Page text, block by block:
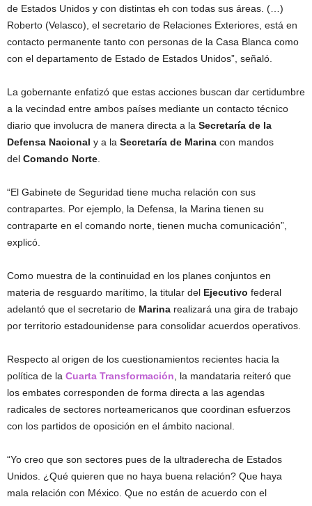
de Estados Unidos y con distintas eh con todas sus áreas. (…)
Roberto (Velasco), el secretario de Relaciones Exteriores, está en
contacto permanente tanto con personas de la Casa Blanca como
con el departamento de Estado de Estados Unidos”, señaló.
La gobernante enfatizó que estas acciones buscan dar certidumbre
a la vecindad entre ambos países mediante un contacto técnico
diario que involucra de manera directa a la Secretaría de la
Defensa Nacional y a la Secretaría de Marina con mandos
del Comando Norte.
“El Gabinete de Seguridad tiene mucha relación con sus
contrapartes. Por ejemplo, la Defensa, la Marina tienen su
contraparte en el comando norte, tienen mucha comunicación”,
explicó.
Como muestra de la continuidad en los planes conjuntos en
materia de resguardo marítimo, la titular del Ejecutivo federal
adelantó que el secretario de Marina realizará una gira de trabajo
por territorio estadounidense para consolidar acuerdos operativos.
Respecto al origen de los cuestionamientos recientes hacia la
política de la Cuarta Transformación, la mandataria reiteró que
los embates corresponden de forma directa a las agendas
radicales de sectores norteamericanos que coordinan esfuerzos
con los partidos de oposición en el ámbito nacional.
“Yo creo que son sectores pues de la ultraderecha de Estados
Unidos. ¿Qué quieren que no haya buena relación? Que haya
mala relación con México. Que no están de acuerdo con el